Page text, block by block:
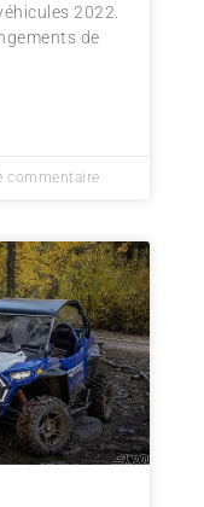
2022.
de
commentaire